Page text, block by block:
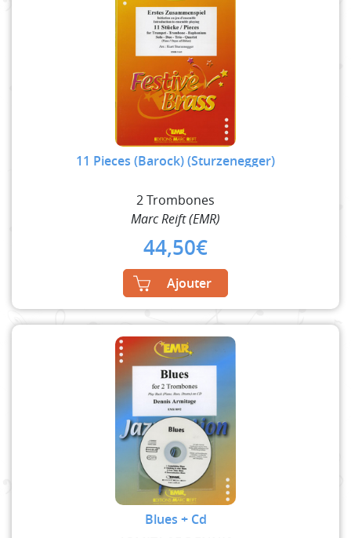
11 Pieces (Barock) (Sturzenegger)
2 Trombones
Marc Reift (EMR)
44,50€
Ajouter
Blues + Cd